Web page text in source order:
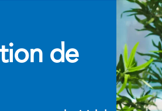
de